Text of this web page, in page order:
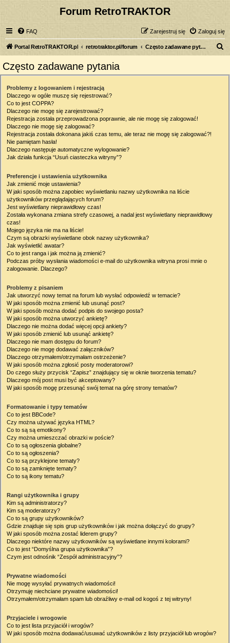
Forum RetroTRAKTOR
FAQ Zaloguj się
Zarejestruj się
Portal RetroTRAKTOR.pl retrotraktor.pl/forum Często zadawane pytania
Często zadawane pytania
Problemy z logowaniem i rejestracją
Dlaczego w ogóle muszę się rejestrować?
Co to jest COPPA?
Dlaczego nie mogę się zarejestrować?
Rejestracja została przeprowadzona poprawnie, ale nie mogę się zalogować!
Dlaczego nie mogę się zalogować?
Rejestracja została dokonana jakiś czas temu, ale teraz nie mogę się zalogować?!
Nie pamiętam hasła!
Dlaczego następuje automatyczne wylogowanie?
Jak działa funkcja “Usuń ciasteczka witryny”?
Preferencje i ustawienia użytkownika
Jak zmienić moje ustawienia?
W jaki sposób można zapobiec wyświetlaniu nazwy użytkownika na liście
użytkowników przeglądających forum?
Jest wyświetlany nieprawidłowy czas!
Została wykonana zmiana strefy czasowej, a nadal jest wyświetlany nieprawidłowy
czas!
Mojego języka nie ma na liście!
Czym są obrazki wyświetlane obok nazwy użytkownika?
Jak wyświetlić awatar?
Co to jest ranga i jak można ją zmienić?
Podczas próby wysłania wiadomości e-mail do użytkownika witryna prosi mnie o
zalogowanie. Dlaczego?
Problemy z pisaniem
Jak utworzyć nowy temat na forum lub wysłać odpowiedź w temacie?
W jaki sposób można zmienić lub usunąć post?
W jaki sposób można dodać podpis do swojego posta?
W jaki sposób można utworzyć ankietę?
Dlaczego nie można dodać więcej opcji ankiety?
W jaki sposób zmienić lub usunąć ankietę?
Dlaczego nie mam dostępu do forum?
Dlaczego nie mogę dodawać załączników?
Dlaczego otrzymałem/otrzymałam ostrzeżenie?
W jaki sposób można zgłosić posty moderatorowi?
Do czego służy przycisk “Zapisz” znajdujący się w oknie tworzenia tematu?
Dlaczego mój post musi być akceptowany?
W jaki sposób mogę przesunąć swój temat na górę strony tematów?
Formatowanie i typy tematów
Co to jest BBCode?
Czy można używać języka HTML?
Co to są są emotikony?
Czy można umieszczać obrazki w poście?
Co to są ogłoszenia globalne?
Co to są ogłoszenia?
Co to są przyklejone tematy?
Co to są zamknięte tematy?
Co to są ikony tematu?
Rangi użytkownika i grupy
Kim są administratorzy?
Kim są moderatorzy?
Co to są grupy użytkowników?
Gdzie znajduje się spis grup użytkowników i jak można dołączyć do grupy?
W jaki sposób można zostać liderem grupy?
Dlaczego niektóre nazwy użytkowników są wyświetlane innymi kolorami?
Co to jest “Domyślna grupa użytkownika”?
Czym jest odnośnik “Zespół administracyjny”?
Prywatne wiadomości
Nie mogę wysyłać prywatnych wiadomości!
Otrzymuję niechciane prywatne wiadomości!
Otrzymałem/otrzymałam spam lub obraźliwy e-mail od kogoś z tej witryny!
Przyjaciele i wrogowie
Co to jest lista przyjaciół i wrogów?
W jaki sposób można dodawać/usuwać użytkowników z listy przyjaciół lub wrogów?